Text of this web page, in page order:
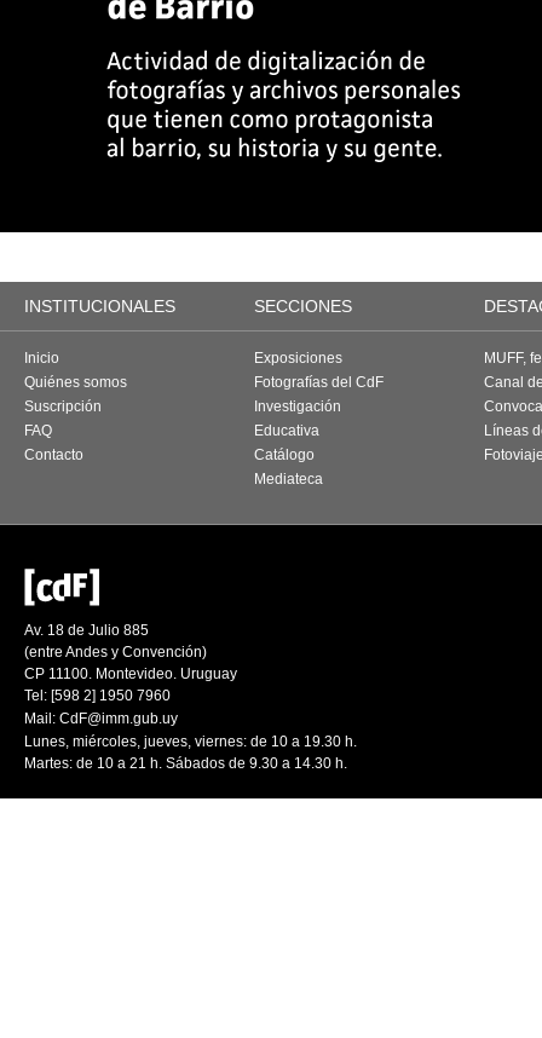
INSTITUCIONALES SECCIONES
Inicio
Quiénes somos
Suscripción
FAQ
Contacto
Exposiciones
Fotografías del CdF
Investigación
Educativa
Catálogo
Mediateca
MUFF,
Canal
Líneas
Av. 18 de Julio 885
(entre Andes y Convención)
CP 11100. Montevideo. Uruguay
Tel: [598 2] 1950 7960
Mail: CdF@imm.gub.uy
Lunes, miércoles, jueves, viernes: de 10 a 19.30 h.
Martes: de 10 a 21 h. Sábados de 9.30 a 14.30 h.